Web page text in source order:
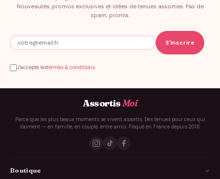
Nouveautés, promos exclusives et idées de tenues assorties. Pas de
spam, promis.
J'accepte lestermes & conditions
AssortisMoi
Parce que les plus beaux moments se vivent assortis. Des tenues pour ceux qui
s'aiment — en famille, en couple, entre amis. Floqué en France depuis 2018.
Boutique